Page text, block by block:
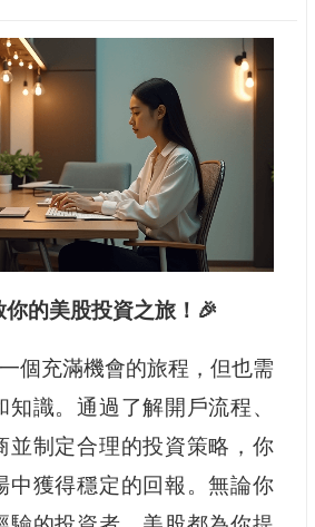
你的美股投資之旅！🎉
個充滿機會的旅程，但也需
識。通過了解開戶流程、
並制定合理的投資策略，你
中獲得穩定的回報。無論你